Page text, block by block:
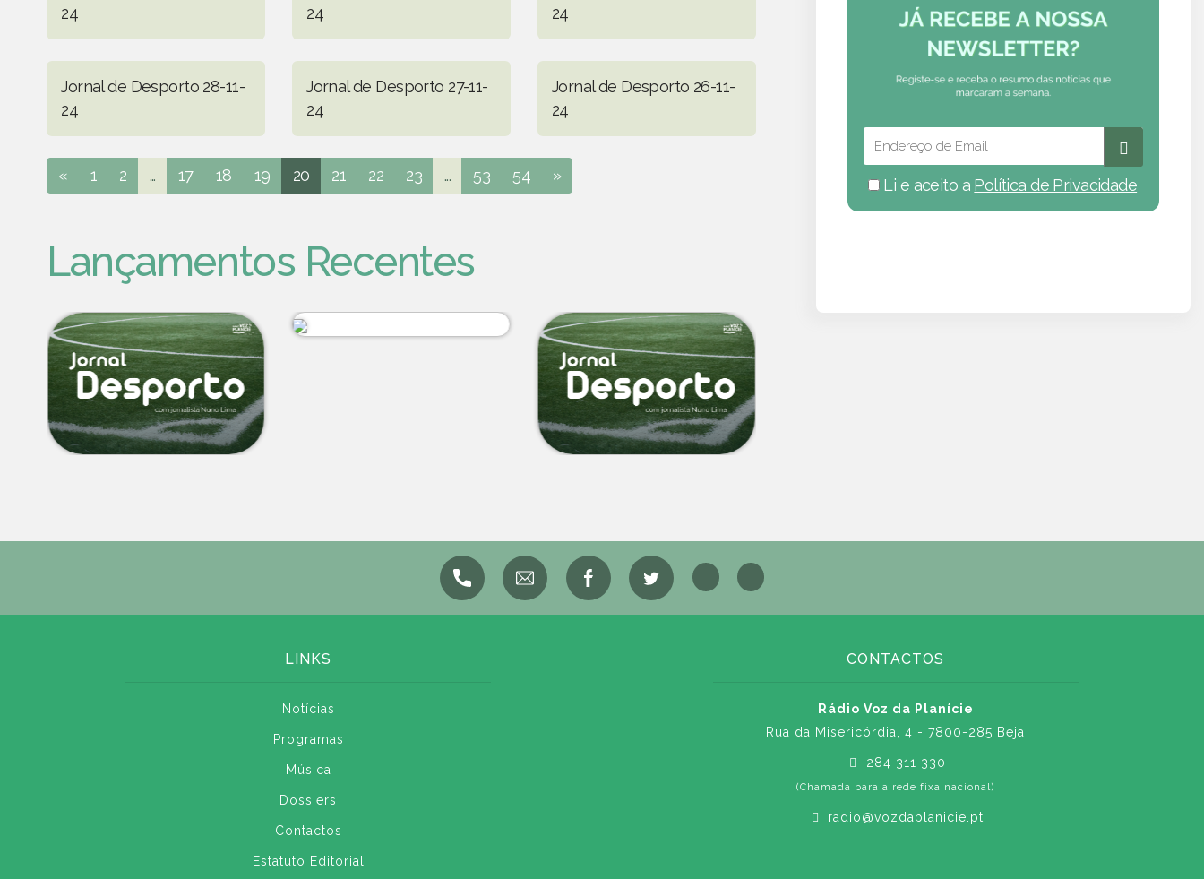
24
24
24
Jornal de Desporto 28-11-
24
Jornal de Desporto 27-11-
24
Jornal de Desporto 26-11-
24
« 1 2 ... 17 18 19 20 21 22 23 ... 53 54 »
Lançamentos Recentes
Li e aceito a Política de Privacidade
LINKS
Notícias
Programas
Música
Dossiers
Contactos
Estatuto Editorial
CONTACTOS
Rádio Voz da Planície
Rua da Misericórdia, 4 - 7800-285 Beja
284 311 330
(Chamada para a rede fixa nacional)
radio@vozdaplanicie.pt